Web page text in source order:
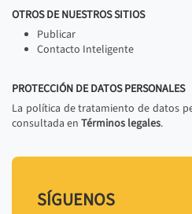
OTROS DE NUESTROS SITIOS
Publicar
Contacto Inteligente
PROTECCIÓN DE DATOS PERSONALES
La política de tratamiento de datos
consultada en Términos legales.
SÍGUENOS